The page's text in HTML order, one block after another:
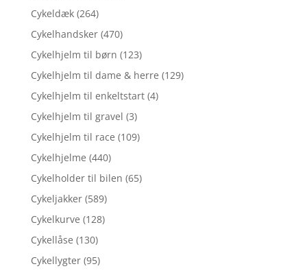
Cykeldæk (264)
Cykelhandsker (470)
Cykelhjelm til børn (123)
Cykelhjelm til dame & herre (129)
Cykelhjelm til enkeltstart (4)
Cykelhjelm til gravel (3)
Cykelhjelm til race (109)
Cykelhjelme (440)
Cykelholder til bilen (65)
Cykeljakker (589)
Cykelkurve (128)
Cykellåse (130)
Cykellygter (95)